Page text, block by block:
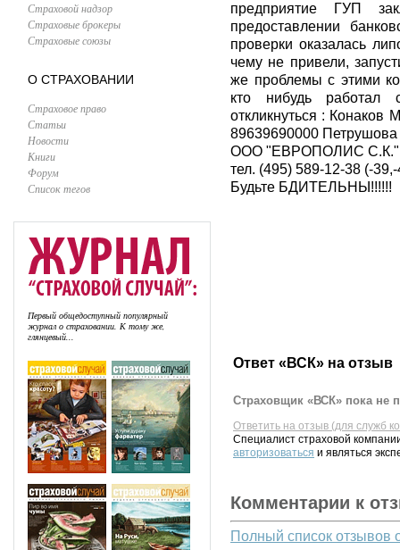
Страховой надзор
Страховые брокеры
Страховые союзы
О СТРАХОВАНИИ
Страховое право
Статьи
Новости
Книги
Форум
Список тегов
Первый общедоступный популярный
журнал о страховании. К тому же,
глянцевый...
предприятие ГУП
предоставлении
проверки оказалась
чему не привели,
же проблемы с этими
кто нибудь работал
откликнуться :
89639690000
ООО "ЕВРОПОЛИС С.К."
тел. (495) 589-12-38 (-
Будьте БДИТЕЛЬНЫ!!!!!!
Ответ «ВСК» на отзыв
Страховщик «ВСК» пока не
Ответить на отзыв (для служб
Специалист страховой
авторизоваться и являться
Комментарии к
Полный список отзывов